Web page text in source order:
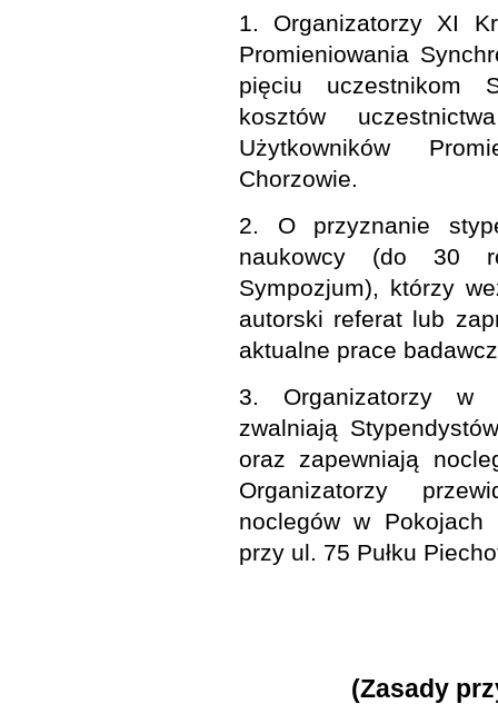
1. Organizatorzy XI
Promieniowania
pięciu uczestnikom
kosztów
Użytkowników
Chorzowie.
2. O przyznanie
naukowcy (do 30
Sympozjum), którzy
autorski referat lub
aktualne prace
3. Organizatorzy w
zwalniają
oraz zapewniają
Organizatorzy
noclegów w Pokojach
przy ul. 75 Pułku
(Zasady